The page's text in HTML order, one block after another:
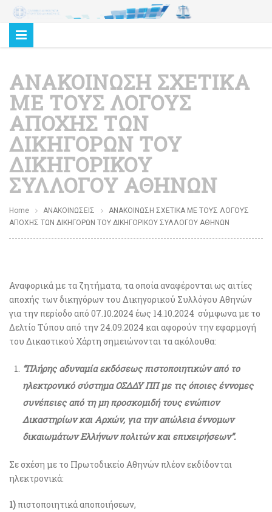
ΑΝΑΚΟΙΝΩΣΗ ΣΧΕΤΙΚΑ
ΜΕ ΤΟΥΣ ΛΟΓΟΥΣ
ΑΠΟΧΗΣ ΤΩΝ
ΔΙΚΗΓΟΡΩΝ ΤΟΥ
ΔΙΚΗΓΟΡΙΚΟΥ
ΣΥΛΛΟΓΟΥ ΑΘΗΝΩΝ
Home ΑΝΑΚΟΙΝΩΣΕΙΣ
ΑΝΑΚΟΙΝΩΣΗ ΣΧΕΤΙΚΑ ΜΕ ΤΟΥΣ ΛΟΓΟΥΣ
ΑΠΟΧΗΣ ΤΩΝ ΔΙΚΗΓΟΡΩΝ ΤΟΥ ΔΙΚΗΓΟΡΙΚΟΥ ΣΥΛΛΟΓΟΥ ΑΘΗΝΩΝ
Αναφορικά με τα ζητήματα, τα οποία αναφέρονται ως αιτίες
αποχής των δικηγόρων του Δικηγορικού Συλλόγου Αθηνών
για την περίοδο από 07.10.2024 έως 14.10.2024 σύμφωνα με το
Δελτίο Τύπου από την 24.09.2024 και αφορούν την εφαρμογή
του Δικαστικού Χάρτη σημειώνονται τα ακόλουθα:
“Πλήρης αδυναμία εκδόσεως πιστοποιητικών από το
ηλεκτρονικό σύστημα ΟΣΔΔΥ ΠΠ με τις όποιες έννομες
συνέπειες από τη μη προσκομιδή τους ενώπιον
Δικαστηρίων και Αρχών, για την απώλεια έννομων
δικαιωμάτων Ελλήνων πολιτών και επιχειρήσεων”.
Σε σχέση με το Πρωτοδικείο Αθηνών πλέον εκδίδονται
ηλεκτρονικά:
1) πιστοποιητικά αποποιήσεων,